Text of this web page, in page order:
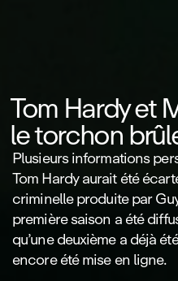
Tom Hardy et
le torchon
Plusieurs informations
Tom Hardy aurait été
criminelle produite par
première saison a été
qu’une deuxième a déjà
encore été mise en ligne.